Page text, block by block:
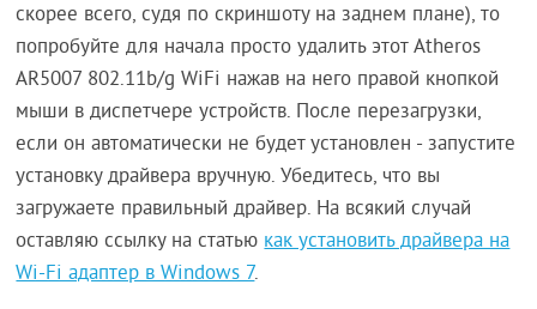
скорее всего, судя по скриншоту на заднем плане), то
попробуйте для начала просто удалить этот Atheros
AR5007 802.11b/g WiFi нажав на него правой кнопкой
мыши в диспетчере устройств. После перезагрузки,
если он автоматически не будет установлен - запустите
установку драйвера вручную. Убедитесь, что вы
загружаете правильный драйвер. На всякий случай
оставляю ссылку на статьюкак установить драйвера на
Wi-Fi адаптер в Windows 7.